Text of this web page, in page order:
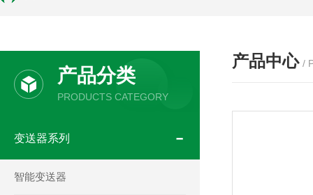
产品分类
PRODUCTS CATEGORY
变送器系列
智能变送器
产品中心 /